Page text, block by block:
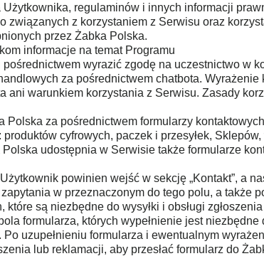
regulaminów i innych informacji
z korzystaniem z Serwisu oraz
przez Żabka Polska.
informacje na temat Programu
wyrazić zgodę na uczestnictwo w
za pośrednictwem chatbota.
ani warunkiem korzystania z Serwisu. Zasady
za pośrednictwem formularzy
cyfrowych, paczek i przesyłek,
udostępnia w Serwisie także formularze
powinien wejść w sekcję „Kontakt”, a
w przeznaczonym do tego polu, a także
które są niezbędne do wysyłki i obsługi
formularza, których wypełnienie jest
uzupełnieniu formularza i ewentualnym
lub reklamacji, aby przesłać formularz do